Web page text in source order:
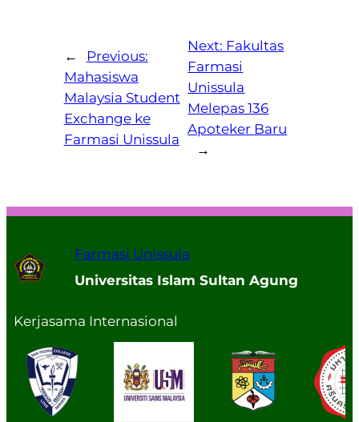
←
Previous:
Mahasiswa
Malaysia Student
Exchange ke
Farmasi Unissula
Next: Fakultas
Farmasi
Unissula
Melepas 136
Apoteker Baru
→
Farmasi Unissula
Universitas Islam Sultan Agung
Kerjasama Internasional